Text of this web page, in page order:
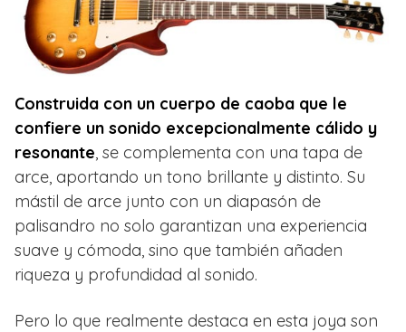
Construida con un cuerpo de caoba que le
confiere un sonido excepcionalmente cálido y
resonante , se complementa con una tapa de
arce, aportando un tono brillante y distinto. Su
mástil de arce junto con un diapasón de
palisandro no solo garantizan una experiencia
suave y cómoda, sino que también añaden
riqueza y profundidad al sonido.
Pero lo que realmente destaca en esta joya son